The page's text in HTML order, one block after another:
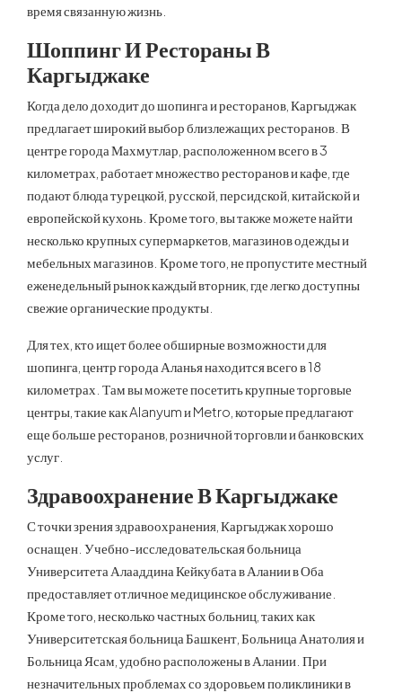
время связанную жизнь.
Шоппинг И Рестораны В
Каргыджаке
Когда дело доходит до шопинга и ресторанов, Каргыджак
предлагает широкий выбор близлежащих ресторанов. В
центре города Махмутлар, расположенном всего в 3
километрах, работает множество ресторанов и кафе, где
подают блюда турецкой, русской, персидской, китайской и
европейской кухонь. Кроме того, вы также можете найти
несколько крупных супермаркетов, магазинов одежды и
мебельных магазинов. Кроме того, не пропустите местный
еженедельный рынок каждый вторник, где легко доступны
свежие органические продукты.
Для тех, кто ищет более обширные возможности для
шопинга, центр города Аланья находится всего в 18
километрах. Там вы можете посетить крупные торговые
центры, такие как Alanyum и Metro, которые предлагают
еще больше ресторанов, розничной торговли и банковских
услуг.
Здравоохранение В Каргыджаке
С точки зрения здравоохранения, Каргыджак хорошо
оснащен. Учебно-исследовательская больница
Университета Алааддина Кейкубата в Алании в Оба
предоставляет отличное медицинское обслуживание.
Кроме того, несколько частных больниц, таких как
Университетская больница Башкент, Больница Анатолия и
Больница Ясам, удобно расположены в Алании. При
незначительных проблемах со здоровьем поликлиники в